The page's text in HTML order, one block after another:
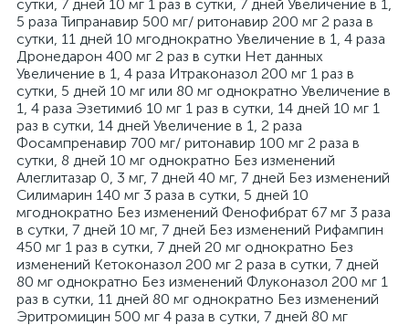
сутки, 7 дней 10 мг 1 раз в сутки, 7 дней Увеличение в 1,
5 раза Типранавир 500 мг/ ритонавир 200 мг 2 раза в
сутки, 11 дней 10 мгоднократно Увеличение в 1, 4 раза
Дронедарон 400 мг 2 раз в сутки Нет данных
Увеличение в 1, 4 раза Итраконазол 200 мг 1 раз в
сутки, 5 дней 10 мг или 80 мг однократно Увеличение в
1, 4 раза Эзетимиб 10 мг 1 раз в сутки, 14 дней 10 мг 1
раз в сутки, 14 дней Увеличение в 1, 2 раза
Фосампренавир 700 мг/ ритонавир 100 мг 2 раза в
сутки, 8 дней 10 мг однократно Без изменений
Алеглитазар 0, 3 мг, 7 дней 40 мг, 7 дней Без изменений
Силимарин 140 мг 3 раза в сутки, 5 дней 10
мгоднократно Без изменений Фенофибрат 67 мг 3 раза
в сутки, 7 дней 10 мг, 7 дней Без изменений Рифампин
450 мг 1 раз в сутки, 7 дней 20 мг однократно Без
изменений Кетоконазол 200 мг 2 раза в сутки, 7 дней
80 мг однократно Без изменений Флуконазол 200 мг 1
раз в сутки, 11 дней 80 мг однократно Без изменений
Эритромицин 500 мг 4 раза в сутки, 7 дней 80 мг